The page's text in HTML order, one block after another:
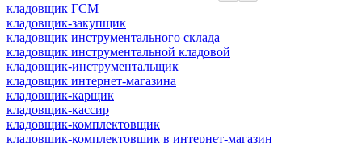
кладовщик ГСМ
кладовщик-закупщик
кладовщик инструментального склада
кладовщик инструментальной кладовой
кладовщик-инструментальщик
кладовщик интернет-магазина
кладовщик-карщик
кладовщик-кассир
кладовщик-комплектовщик
кладовщик-комплектовщик в интернет-магазин